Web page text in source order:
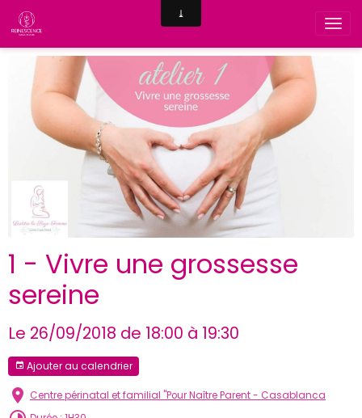
1 - Vivre une grossesse
sereine
Le 26/09/2018 de 18:00 à 19:30
Ajouter au calendrier
Centre périnatal et familial "Pour Naître Parent - Casablanca